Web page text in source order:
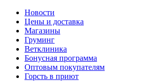
Новости
Цены и доставка
Магазины
Груминг
Ветклиника
Бонусная программа
Оптовым покупателям
Горсть в приют